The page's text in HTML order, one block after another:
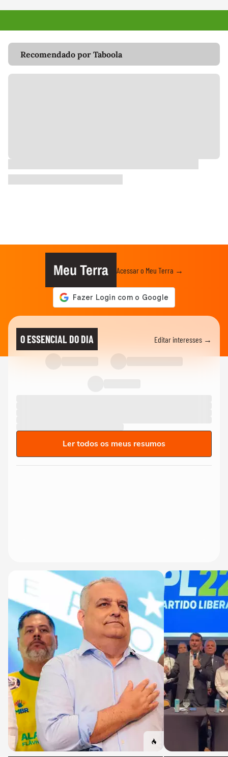
Recomendado por Taboola
Meu Terra Acessar o Meu Terra →
O ESSENCIAL DO DIA Editar interesses →
Ler todos os meus resumos